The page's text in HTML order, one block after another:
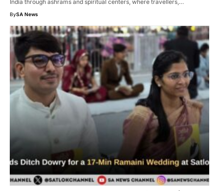
India through ashrams and spiritual centers, where travellers,…
BySA News